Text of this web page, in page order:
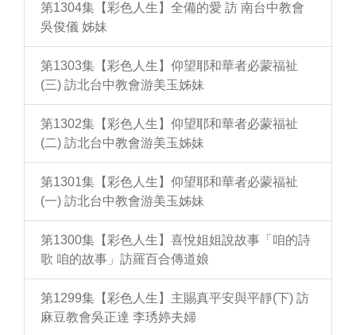
第1304集【彩色人生】全備的愛 訪 南台中教會
吳俊儀 姊妹
第1303集【彩色人生】仰望耶和華者必蒙福祉
(三) 訪北台中教會游美玉姊妹
第1302集【彩色人生】仰望耶和華者必蒙福祉
(二) 訪北台中教會游美玉姊妹
第1301集【彩色人生】仰望耶和華者必蒙福祉
(一) 訪北台中教會游美玉姊妹
第1300集【彩色人生】喜悅姐姐說故事「咱的詩
歌 咱的故事」訪羅百合傳道娘
第1299集【彩色人生】主賜真平安與平靜(下) 訪
麻豆教會吳正達 李琇婷夫婦